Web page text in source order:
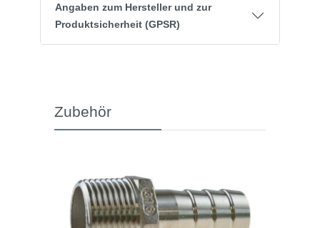
Angaben zum Hersteller und zur
Produktsicherheit (GPSR)
Zubehör